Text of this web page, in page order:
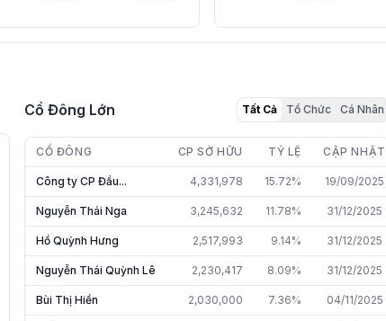
Cổ Đông Lớn Tất Cả Tổ Chức Cá Nhân
CỔ ĐÔNG CP SỞ HỮU TỶ LỆ CẬP NHẬT
Công ty CP Đầu... 4,331,978 15.72% 19/09/2025
Nguyễn Thái Nga 3,245,632 11.78% 31/12/2025
Hồ Quỳnh Hưng 2,517,993 9.14% 31/12/2025
Nguyễn Thái Quỳnh Lê 2,230,417 8.09% 31/12/2025
Bùi Thị Hiền 2,030,000 7.36% 04/11/2025